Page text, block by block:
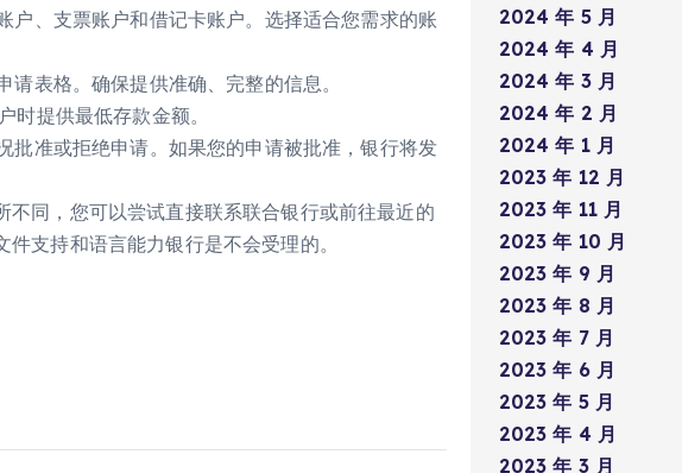
户、支票账户和借记卡账户。选择适合您需求的账
表格。确保提供准确、完整的信息。
提供最低存款金额。
批准或拒绝申请。如果您的申请被批准，银行将发
同，您可以尝试直接联系联合银行或前往最近的
支持和语言能力银行是不会受理的。
2024 年 5 月
2024 年 4 月
2024 年 3 月
2024 年 2 月
2024 年 1 月
2023 年 12 月
2023 年 11 月
2023 年 10 月
2023 年 9 月
2023 年 8 月
2023 年 7 月
2023 年 6 月
2023 年 5 月
2023 年 4 月
2023 年 3 月